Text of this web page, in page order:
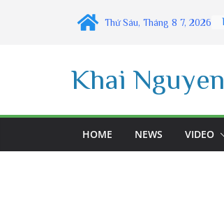
Thứ Sáu, Tháng 8 7, 2026
Khai
HOME NEWS VIDEO